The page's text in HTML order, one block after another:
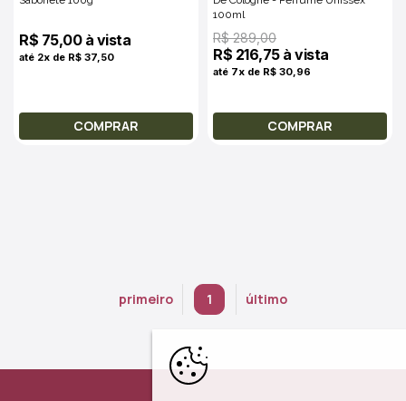
R$ 75,00 à vista
até 2x de R$ 37,50
COMPRAR
100ml
R$ 289,00
R$ 216,75 à vista
até 7x de R$ 30,96
COMPRAR
primeiro 1 último